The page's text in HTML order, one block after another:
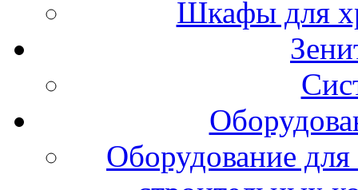
Шкафы для
Оборудование